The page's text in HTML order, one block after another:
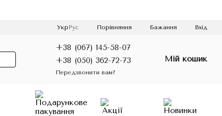
Укр Рус Порівняння Бажання Вхід
+38 (067) 145-58-07
+38 (050) 362-72-73
Передзвонити вам?
Мій кошик